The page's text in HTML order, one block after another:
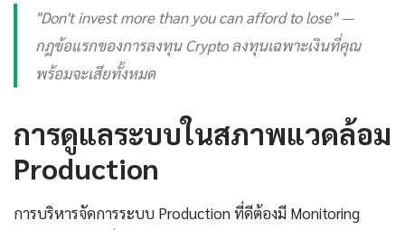
"Don't invest more than you can afford to lose" —
กฎข้อแรกของการลงทุน Crypto ลงทุนเฉพาะเงินที่คุณ
พร้อมจะเสียทั้งหมด
การดูแลระบบในสภาพแวดล้อม
Production
การบริหารจัดการระบบ Production ที่ดีต้องมี Monitoring